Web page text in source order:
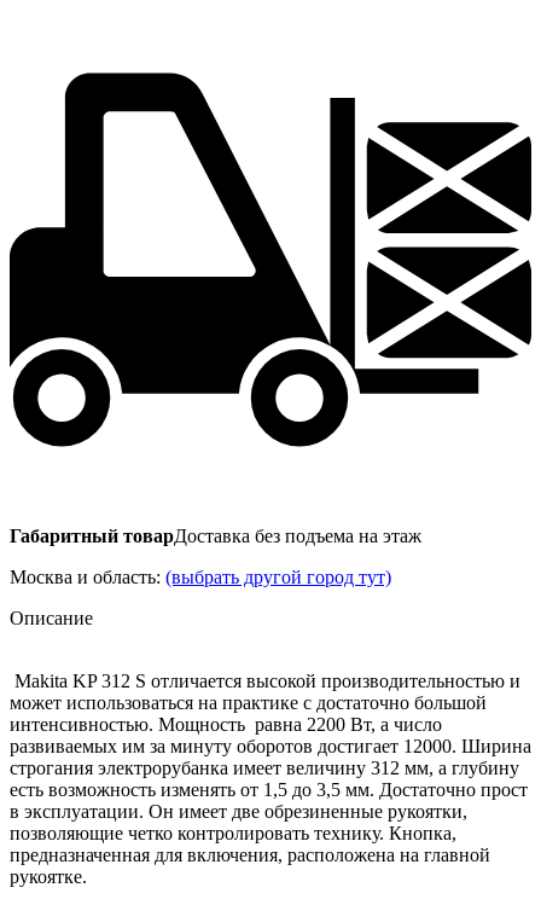
Габаритный товарДоставка без подъема на этаж
Москва и область: (выбрать другой город тут)
Описание
Makita KP 312 S отличается высокой производительностью и
может использоваться на практике с достаточно большой
интенсивностью. Мощность равна 2200 Вт, а число
развиваемых им за минуту оборотов достигает 12000. Ширина
строгания электрорубанка имеет величину 312 мм, а глубину
есть возможность изменять от 1,5 до 3,5 мм. Достаточно прост
в эксплуатации. Он имеет две обрезиненные рукоятки,
позволяющие четко контролировать технику. Кнопка,
предназначенная для включения, расположена на главной
рукоятке.